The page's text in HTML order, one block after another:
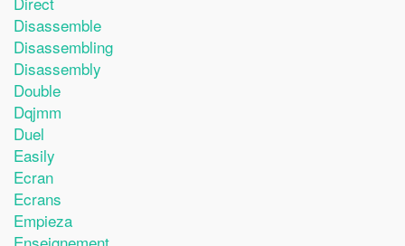
Disassemble
Disassembling
Disassembly
Double
Dqjmm
Duel
Easily
Ecran
Ecrans
Empieza